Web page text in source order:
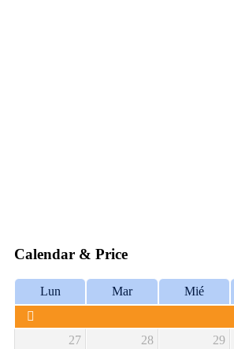
Calendar & Price
Lun Mar Mié
27
28 29